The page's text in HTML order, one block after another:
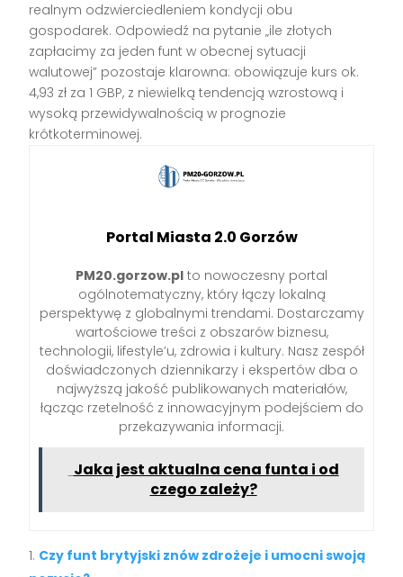
realnym odzwierciedleniem kondycji obu
gospodarek. Odpowiedź na pytanie „ile złotych
zapłacimy za jeden funt w obecnej sytuacji
walutowej” pozostaje klarowna: obowiązuje kurs ok.
4,93 zł za 1 GBP, z niewielką tendencją wzrostową i
wysoką przewidywalnością w prognozie
krótkoterminowej.
Portal Miasta 2.0 Gorzów
PM20.gorzow.pl to nowoczesny portal
ogólnotematyczny, który łączy lokalną
perspektywę z globalnymi trendami. Dostarczamy
wartościowe treści z obszarów biznesu,
technologii, lifestyle’u, zdrowia i kultury. Nasz zespół
doświadczonych dziennikarzy i ekspertów dba o
najwyższą jakość publikowanych materiałów,
łącząc rzetelność z innowacyjnym podejściem do
przekazywania informacji.
Jaka jest aktualna cena funta i od
czego zależy?
Czy funt brytyjski znów zdrożeje i umocni swoją